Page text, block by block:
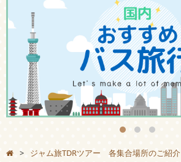
> ジャム旅TDRツアー 各集合場所のご紹介